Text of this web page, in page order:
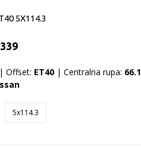
5X114.3
ET40| Centralna rupa: 66.1
5x114.3